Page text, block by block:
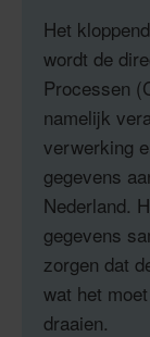
Het
wordt de
Processen
namelijk
verwerking
gegevens
Nederland.
gegevens
zorgen dat
wat het
draaien.